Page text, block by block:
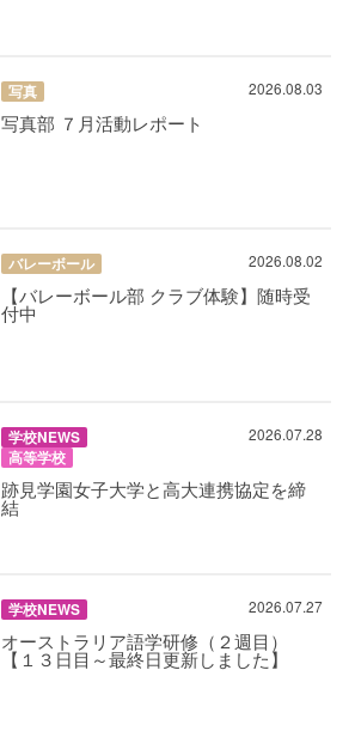
写真 2026.08.03
写真部 ７月活動レポート
バレーボール 2026.08.02
【バレーボール部 クラブ体験】随時受
付中
学校NEWS
高等学校
2026.07.28
跡見学園女子大学と高大連携協定を締
結
学校NEWS 2026.07.27
オーストラリア語学研修（２週目）
【１３日目～最終日更新しました】